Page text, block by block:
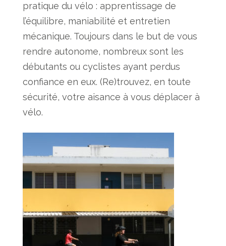
pratique du vélo : apprentissage de
l’équilibre, maniabilité et entretien
mécanique. Toujours dans le but de vous
rendre autonome, nombreux sont les
débutants ou cyclistes ayant perdus
confiance en eux. (Re)trouvez, en toute
sécurité, votre aisance à vous déplacer à
vélo.